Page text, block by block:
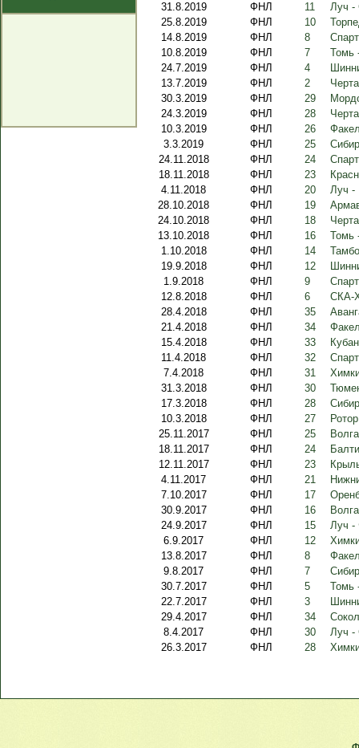
31.8.2019
ФНЛ 11
Луч -
25.8.2019
ФНЛ 10
14.8.2019
ФНЛ 8
10.8.2019
ФНЛ 7
Томь
24.7.2019
ФНЛ 4
13.7.2019
ФНЛ 2
30.3.2019
ФНЛ 29
24.3.2019
ФНЛ 28
10.3.2019
ФНЛ 26
3.3.2019
ФНЛ 25
24.11.2018
ФНЛ 24
18.11.2018
ФНЛ 23
4.11.2018
ФНЛ 20
Луч -
28.10.2018
ФНЛ 19
24.10.2018
ФНЛ 18
13.10.2018
ФНЛ 16
Томь
1.10.2018
ФНЛ 14
19.9.2018
ФНЛ 12
1.9.2018
ФНЛ 9
12.8.2018
ФНЛ 6
СКА-
28.4.2018
ФНЛ 35
21.4.2018
ФНЛ 34
15.4.2018
ФНЛ 33
11.4.2018
ФНЛ 32
7.4.2018
ФНЛ 31
31.3.2018
ФНЛ 30
17.3.2018
ФНЛ 28
10.3.2018
ФНЛ 27
25.11.2017
ФНЛ 25
18.11.2017
ФНЛ 24
12.11.2017
ФНЛ 23
4.11.2017
ФНЛ 21
7.10.2017
ФНЛ 17
30.9.2017
ФНЛ 16
24.9.2017
ФНЛ 15
Луч -
6.9.2017
ФНЛ 12
13.8.2017
ФНЛ 8
9.8.2017
ФНЛ 7
30.7.2017
ФНЛ 5
Томь
22.7.2017
ФНЛ 3
29.4.2017
ФНЛ 34
8.4.2017
ФНЛ 30
Луч -
26.3.2017
ФНЛ 28